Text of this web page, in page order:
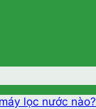
lọc nước nào?